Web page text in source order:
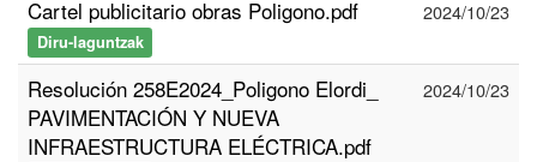
Cartel publicitario obras Poligono.pdf
Diru-laguntzak
2024/10/23
Resolución 258E2024_Poligono Elordi_
PAVIMENTACIÓN Y NUEVA
INFRAESTRUCTURA ELÉCTRICA.pdf
2024/10/23